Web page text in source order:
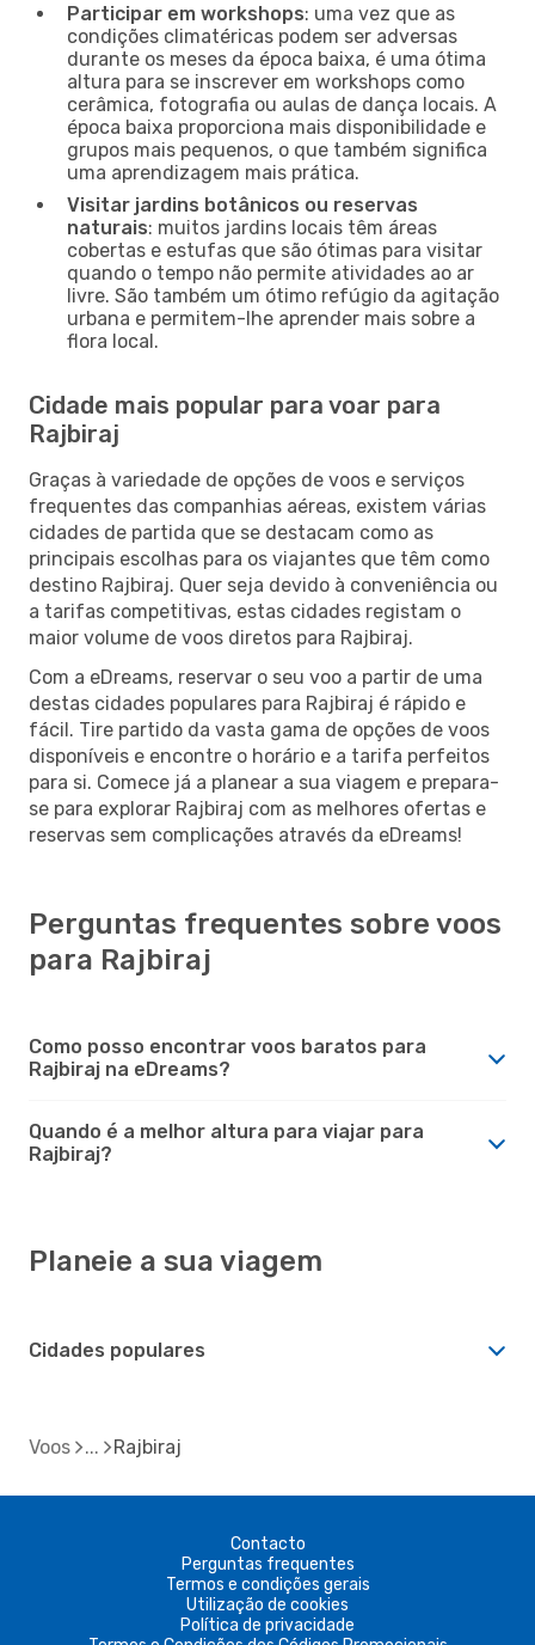
Participar em workshops: uma vez que as
condições climatéricas podem ser adversas
durante os meses da época baixa, é uma ótima
altura para se inscrever em workshops como
cerâmica, fotografia ou aulas de dança locais. A
época baixa proporciona mais disponibilidade e
grupos mais pequenos, o que também significa
uma aprendizagem mais prática.
Visitar jardins botânicos ou reservas
naturais: muitos jardins locais têm áreas
cobertas e estufas que são ótimas para visitar
quando o tempo não permite atividades ao ar
livre. São também um ótimo refúgio da agitação
urbana e permitem-lhe aprender mais sobre a
flora local.
Cidade mais popular para voar para
Rajbiraj
Graças à variedade de opções de voos e serviços
frequentes das companhias aéreas, existem várias
cidades de partida que se destacam como as
principais escolhas para os viajantes que têm como
destino Rajbiraj. Quer seja devido à conveniência ou
a tarifas competitivas, estas cidades registam o
maior volume de voos diretos para Rajbiraj.
Com a eDreams, reservar o seu voo a partir de uma
destas cidades populares para Rajbiraj é rápido e
fácil. Tire partido da vasta gama de opções de voos
disponíveis e encontre o horário e a tarifa perfeitos
para si. Comece já a planear a sua viagem e prepara-
se para explorar Rajbiraj com as melhores ofertas e
reservas sem complicações através da eDreams!
Perguntas frequentes sobre voos
para Rajbiraj
Como posso encontrar voos baratos para
Rajbiraj na eDreams?
Quando é a melhor altura para viajar para
Rajbiraj?
Planeie a sua viagem
Cidades populares
Voos Rajbiraj
Contacto
Perguntas frequentes
Termos e condições gerais
Utilização de cookies
Política de privacidade